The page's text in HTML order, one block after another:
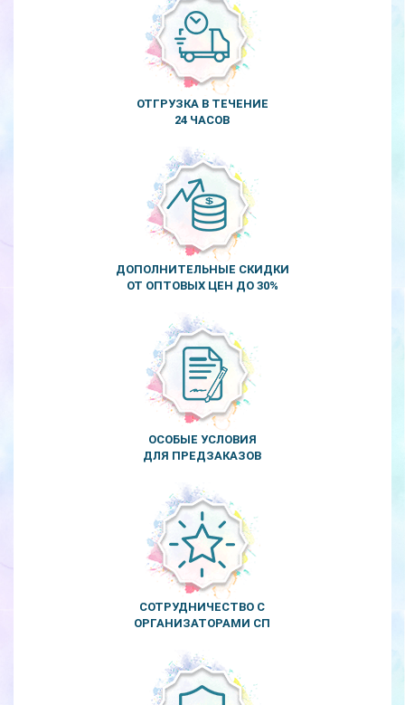
ОТГРУЗКА В ТЕЧЕНИЕ
24 ЧАСОВ
ДОПОЛНИТЕЛЬНЫЕ СКИДКИ
ОТ ОПТОВЫХ ЦЕН ДО 30%
ОСОБЫЕ УСЛОВИЯ
ДЛЯ ПРЕДЗАКАЗОВ
СОТРУДНИЧЕСТВО С
ОРГАНИЗАТОРАМИ СП